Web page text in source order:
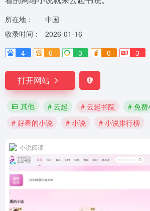
所在地：
中国
收录时间：
2026-01-16
4
6- 3 0 3
打开网站
其他 # 云起 # 云起书院
# 免费
# 好看的小说
# 小说 # 小说排行榜
小说阅读